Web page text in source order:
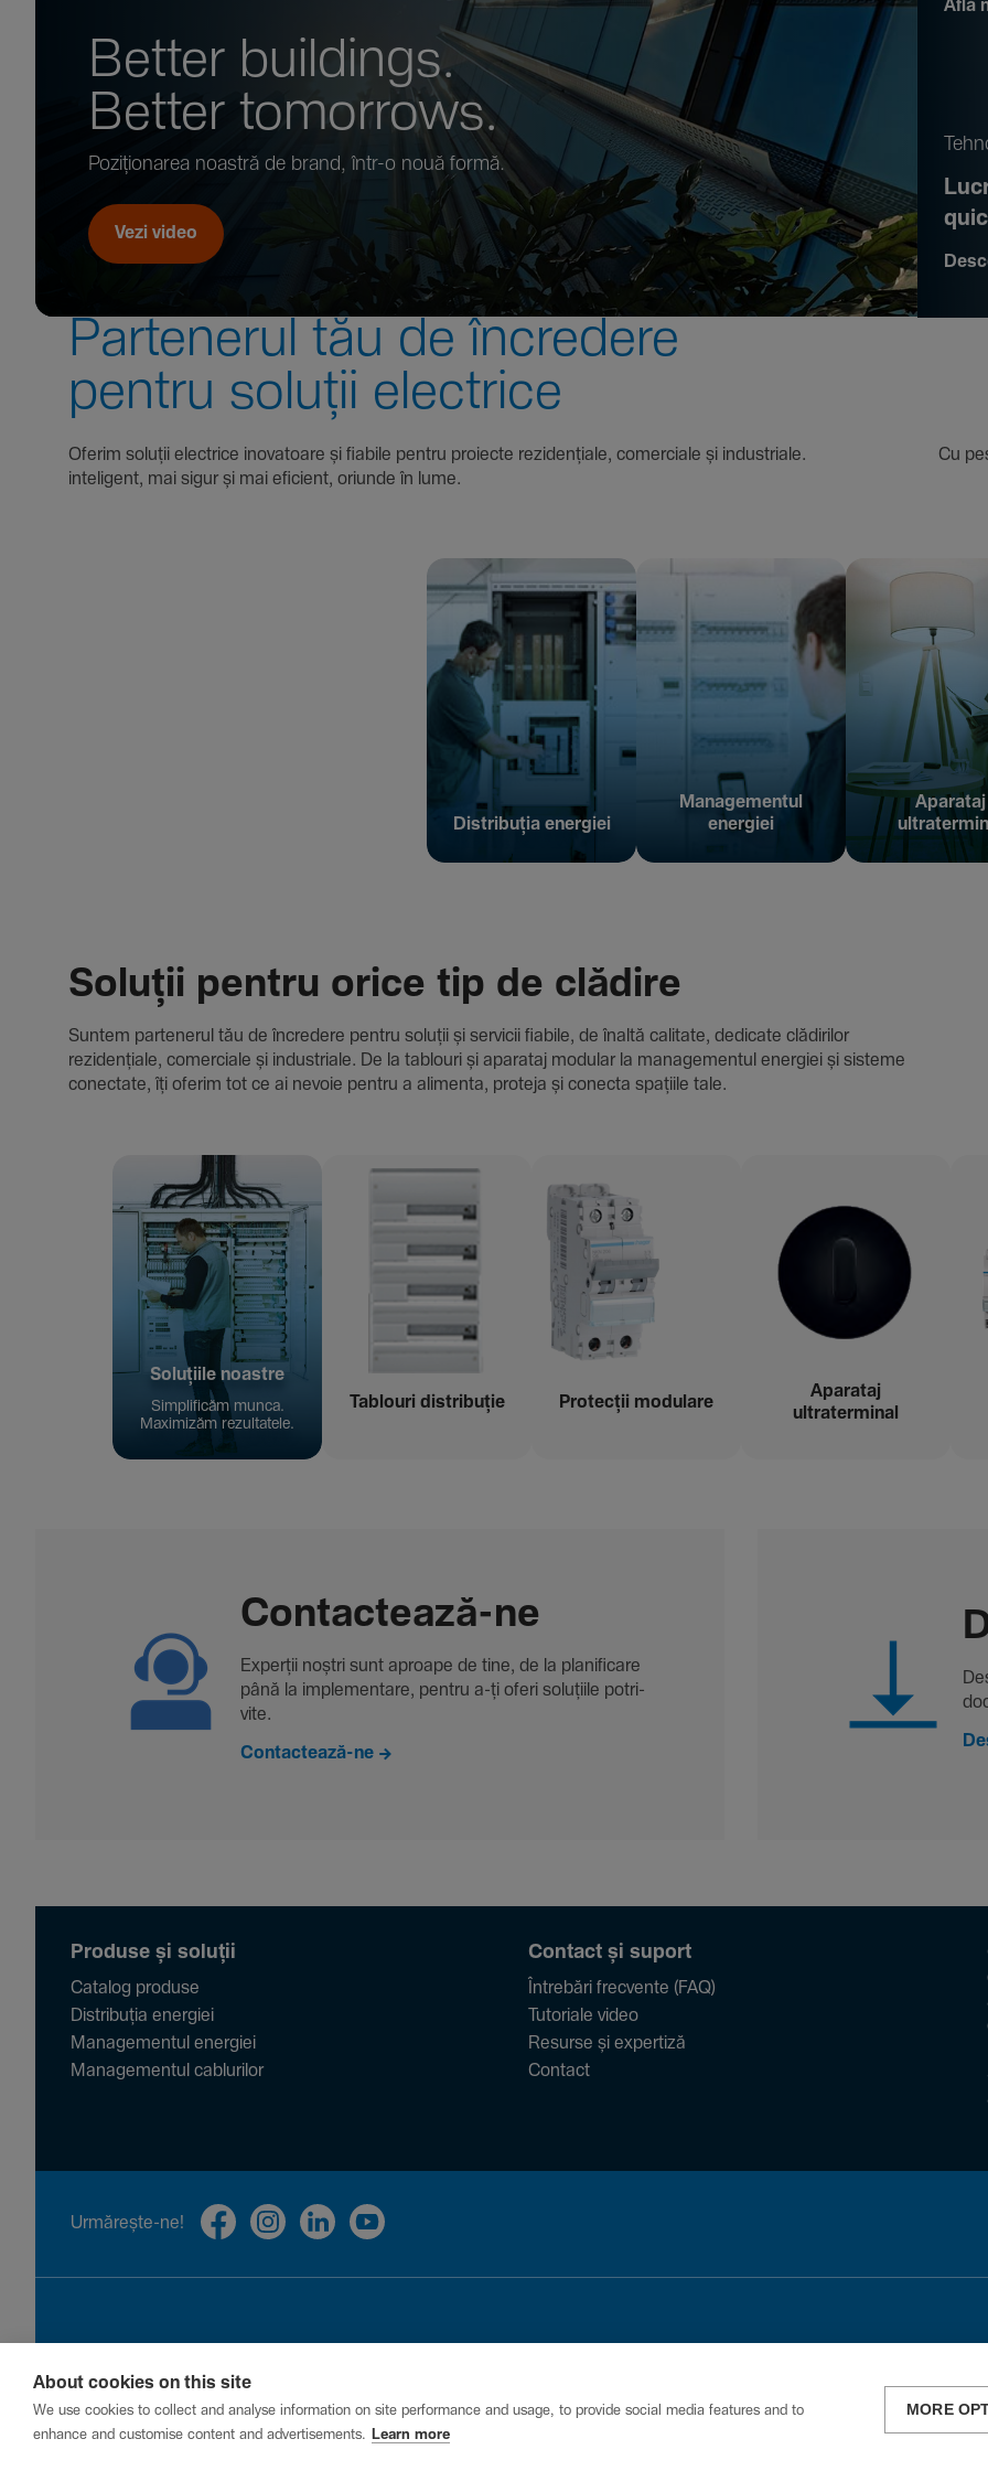
Better buil­dings.
Better tomor­rows.
Pozi­țio­narea noastră de brand, într-o nouă formă.
Vezi video
Află
Parte­nerul tău de încre­dere
pentru soluții electrice
Oferim soluții electrice inova­toare și fiabile pentru proiecte rezi­den­țiale, comer­ciale și indus­triale. Cu peste
inte­li­gent, mai sigur și mai eficient, oriunde în lume.
Distribuția energiei
Managementul
energiei
Aparataj
Soluții pentru orice tip de clădire
Suntem parte­nerul tău de încre­dere pentru soluții și servicii fiabile, de înaltă cali­tate, dedi­cate clădi­rilor
rezi­den­țiale, comer­ciale și indus­triale. De la tablouri și aparataj modular la managementul energiei și sisteme
conec­tate, îți oferim tot ce ai nevoie pentru a alimenta, proteja și conecta spațiile tale.
Solu­țiile noastre
Simpli­ficăm munca.
Maxi­mizăm rezul­ta­tele.
Tablouri distribuție Protecții modu­lare
Aparataj
ultraterminal
Contac­tează-ne
Experții noștri sunt aproape de tine, de la plani­fi­care
până la imple­men­tare, pentru a-ți oferi solu­țiile potri­
vite.
Contactează-ne
Produse și soluții
Catalog produse
Distribuția energiei
Managementul energiei
Managementul cablurilor
Contact și suport
Întrebări frecvente (FAQ)
Tutoriale video
Resurse și expertiză
Contact
Urmă­rește-ne!
Privacy Cookies
About cookies on this site
We use cookies to collect and analyse information on site performance and usage, to provide social media features and to
enhance and customise content and advertisements.
Learn more
MORE